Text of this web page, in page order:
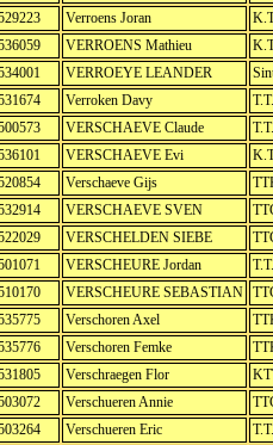
Verroens Joran
VERROENS Mathieu
VERROEYE LEANDER
Verroken Davy
VERSCHAEVE Claude
VERSCHAEVE Evi
Verschaeve Gijs
VERSCHAEVE SVEN
VERSCHELDEN SIEBE
VERSCHEURE Jordan
VERSCHEURE SEBASTIAN
Verschoren Axel
Verschoren Femke
Verschraegen Flor
Verschueren Annie
Verschueren Eric